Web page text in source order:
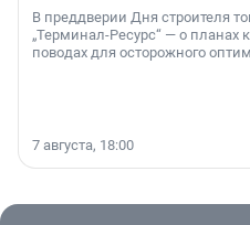
В преддверии Дня строителя
„Терминал-Ресурс“ — о планах
поводах для осторожного
7 августа, 18:00